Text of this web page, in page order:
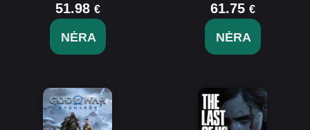
51.98 €
NĖRA
61.75 €
NĖRA